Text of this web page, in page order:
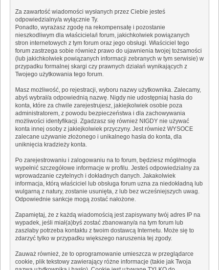
Za zawartość wiadomości wysłanych przez Ciebie jesteś
odpowiedzialny/a wyłącznie Ty.
Ponadto, wyrażasz zgodę na rekompensatę i pozostanie
nieszkodliwym dla właściciela/i forum, jakichkolwiek powiązanych
stron internetowych z tym forum oraz jego obsługi. Właściciel tego
forum zastrzega sobie również prawo do ujawnienia twojej tożsamości
(lub jakichkolwiek powiązanych informacji zebranych w tym serwisie) w
przypadku formalnej skargi czy prawnych działań wynikających z
Twojego użytkowania tego forum.
Masz możliwość, po rejestracji, wyboru nazwy użytkownika. Zalecamy,
abyś wybrał/a odpowiednią nazwę. Nigdy nie udostępniaj hasła do
konta, które za chwile zarejestrujesz, jakiejkolwiek osobie poza
administratorem, z powodu bezpieczeństwa i dla zachowywania
możliwości identyfikacji. Zgadzasz się również NIGDY nie używać
konta innej osoby z jakiejkolwiek przyczyny. Jest również WYSOCE
zalecane używanie złożonego i unikalnego hasła do konta, dla
uniknięcia kradzieży konta.
Po zarejestrowaniu i zalogowaniu na to forum, będziesz mógł/mogła
wypełnić szczegółowe informacje w profilu. Jesteś odpowiedzialny za
wprowadzanie czytelnych i dokładnych danych. Jakakolwiek
informacja, którą właściciel lub obsługa forum uzna za niedokładną lub
wulgarną z natury, zostanie usunięta, z lub bez wcześniejszych uwag.
Odpowiednie sankcje mogą zostać nałożone.
Zapamiętaj, że z każdą wiadomością jest zapisywany twój adres IP na
wypadek, jeśli miał(a)byś zostać zbanowany/a na tym forum lub
zaszłaby potrzeba kontaktu z twoim dostawcą Internetu. Może się to
zdarzyć tylko w przypadku większego naruszenia tej zgody.
Zauważ również, że to oprogramowanie umieszcza w przeglądarce
cookie, plik tekstowy zawierający różne informacje (takie jak Twoja